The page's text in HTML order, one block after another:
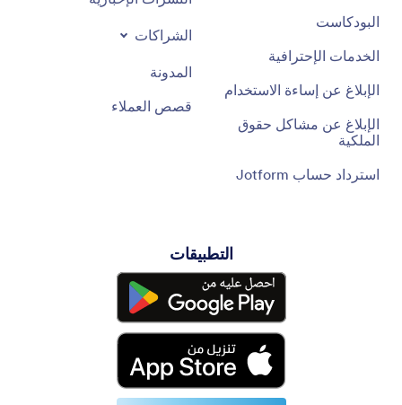
البودكاست
الخدمات الإحترافية
الإبلاغ عن إساءة الاستخدام
الإبلاغ عن مشاكل حقوق
الملكية
استرداد حساب Jotform
الشراكات
المدونة
قصص العملاء
التطبيقات